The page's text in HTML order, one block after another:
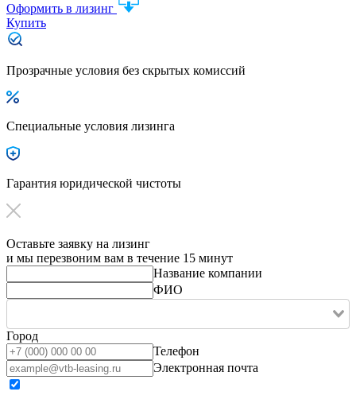
Оформить в лизинг
Купить
Прозрачные условия без скрытых комиссий
Специальные условия лизинга
Гарантия юридической чистоты
Оставьте заявку на лизинг
и мы перезвоним вам в течение 15 минут
Название компании
ФИО
Город
Телефон
Электронная почта